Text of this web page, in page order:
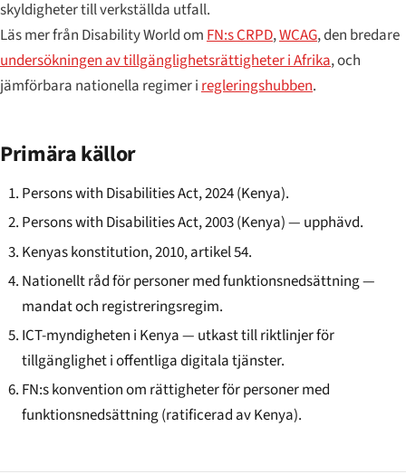
skyldigheter till verkställda utfall.
Läs mer från Disability World omFN:s CRPD,WCAG, den bredare
undersökningen av tillgänglighetsrättigheter i Afrika, och
jämförbara nationella regimer iregleringshubben.
Primära källor
Persons with Disabilities Act, 2024 (Kenya).
Persons with Disabilities Act, 2003 (Kenya) — upphävd.
Kenyas konstitution, 2010, artikel 54.
Nationellt råd för personer med funktionsnedsättning —
mandat och registreringsregim.
ICT-myndigheten i Kenya — utkast till riktlinjer för
tillgänglighet i offentliga digitala tjänster.
FN:s konvention om rättigheter för personer med
funktionsnedsättning (ratificerad av Kenya).